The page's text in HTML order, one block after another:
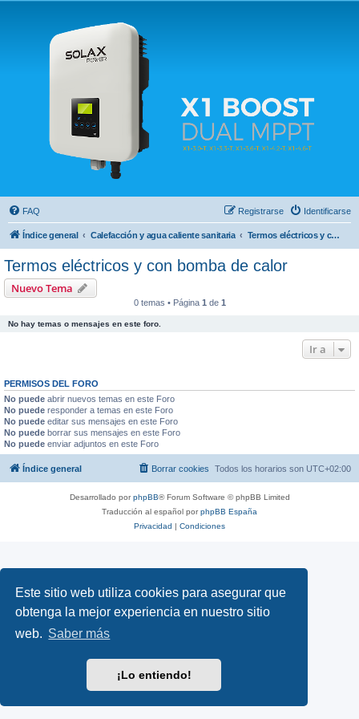
Este sitio web utiliza cookies para asegurar que
obtenga la mejor experiencia en nuestro sitio
web. Saber más
¡Lo entiendo!
Solax FAQ
Lugar para intercambiar dudas sobre inversores solares Solax y temas relacionados.
FAQ Identificarse
Registrarse
Índice general Calefacción y agua caliente sanitaria Termos eléctricos y con bomba de calor
Termos eléctricos y con bomba de calor
Nuevo Tema
0 temas • Página 1 de 1
No hay temas o mensajes en este foro.
Ir a
PERMISOS DEL FORO
No puede abrir nuevos temas en este Foro
No puede responder a temas en este Foro
No puede editar sus mensajes en este Foro
No puede borrar sus mensajes en este Foro
No puede enviar adjuntos en este Foro
Índice general Todos los horarios son UTC+02:00
Borrar cookies
Desarrollado porphpBB® Forum Software © phpBB Limited
Traducción al español porphpBB España
Privacidad | Condiciones